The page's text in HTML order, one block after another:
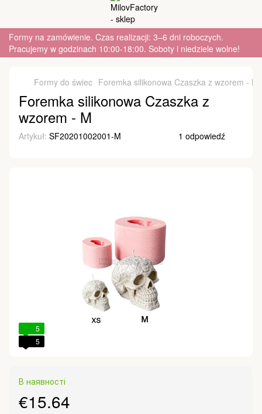
Formy na zamówienie. Czas realizacji: 3–6 dni roboczych.
Pracujemy w godzinach 10:00-18:00. Soboty i niedziele wolne!
Formy do świec Foremka silikonowa Czaszka z wzorem - M
Foremka silikonowa Czaszka z
wzorem - M
Artykuł: SF20201002001-M 1 odpowiedź
5
5
В наявності
€15.64